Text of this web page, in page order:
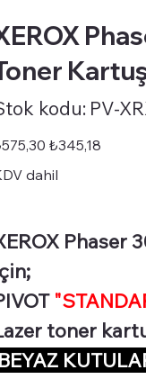
kodu:
kodu:
STD-
PHS3020
PV-
İndirimli
fiyat
₺345,18
dahil
Phaser
toner
BEYAZ